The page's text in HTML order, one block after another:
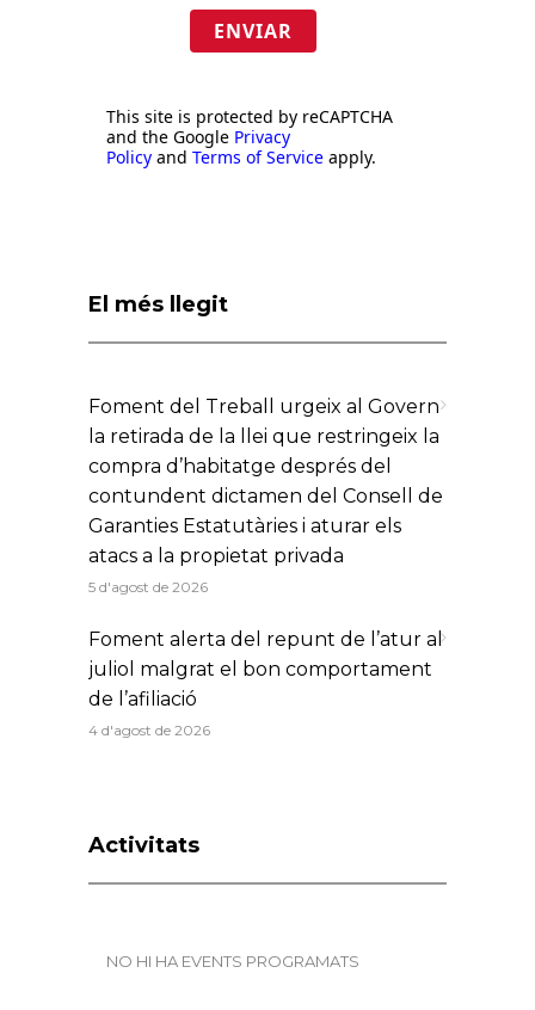
ENVIAR
This site is protected by reCAPTCHA
and the Google Privacy
Policy and Terms of Service apply.
El més llegit
Foment del Treball urgeix al Govern
la retirada de la llei que restringeix la
compra d’habitatge després del
contundent dictamen del Consell de
Garanties Estatutàries i aturar els
atacs a la propietat privada
5 d'agost de 2026
Foment alerta del repunt de l’atur al
juliol malgrat el bon comportament
de l’afiliació
4 d'agost de 2026
Activitats
NO HI HA EVENTS PROGRAMATS